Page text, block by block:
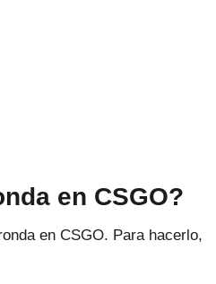
en CSGO?
en CSGO. Para hacerlo,